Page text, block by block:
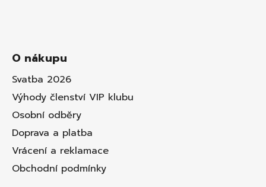
O nákupu
Svatba 2026
Výhody členství VIP klubu
Osobní odběry
Doprava a platba
Vrácení a reklamace
Obchodní podmínky